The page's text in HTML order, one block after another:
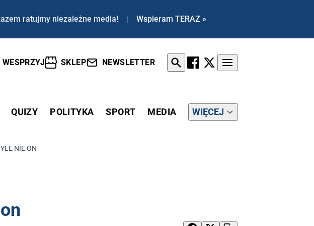
ratujmy niezależne media! | Wspieram TERAZ »
WESPRZYJ SKLEP NEWSLETTER
QUIZY POLITYKA SPORT MEDIA WIĘCEJ
NIE ON